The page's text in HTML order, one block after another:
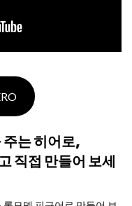
는 히어로,
직접 만들어 보세